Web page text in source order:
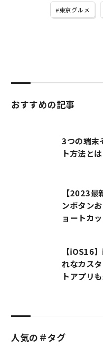
東京グルメ
おすすめの記事
3つの端末
ト方法と
【2023
ンボタン
ョートカ
【iOS16
れなカス
トアプリ
人気の＃タグ